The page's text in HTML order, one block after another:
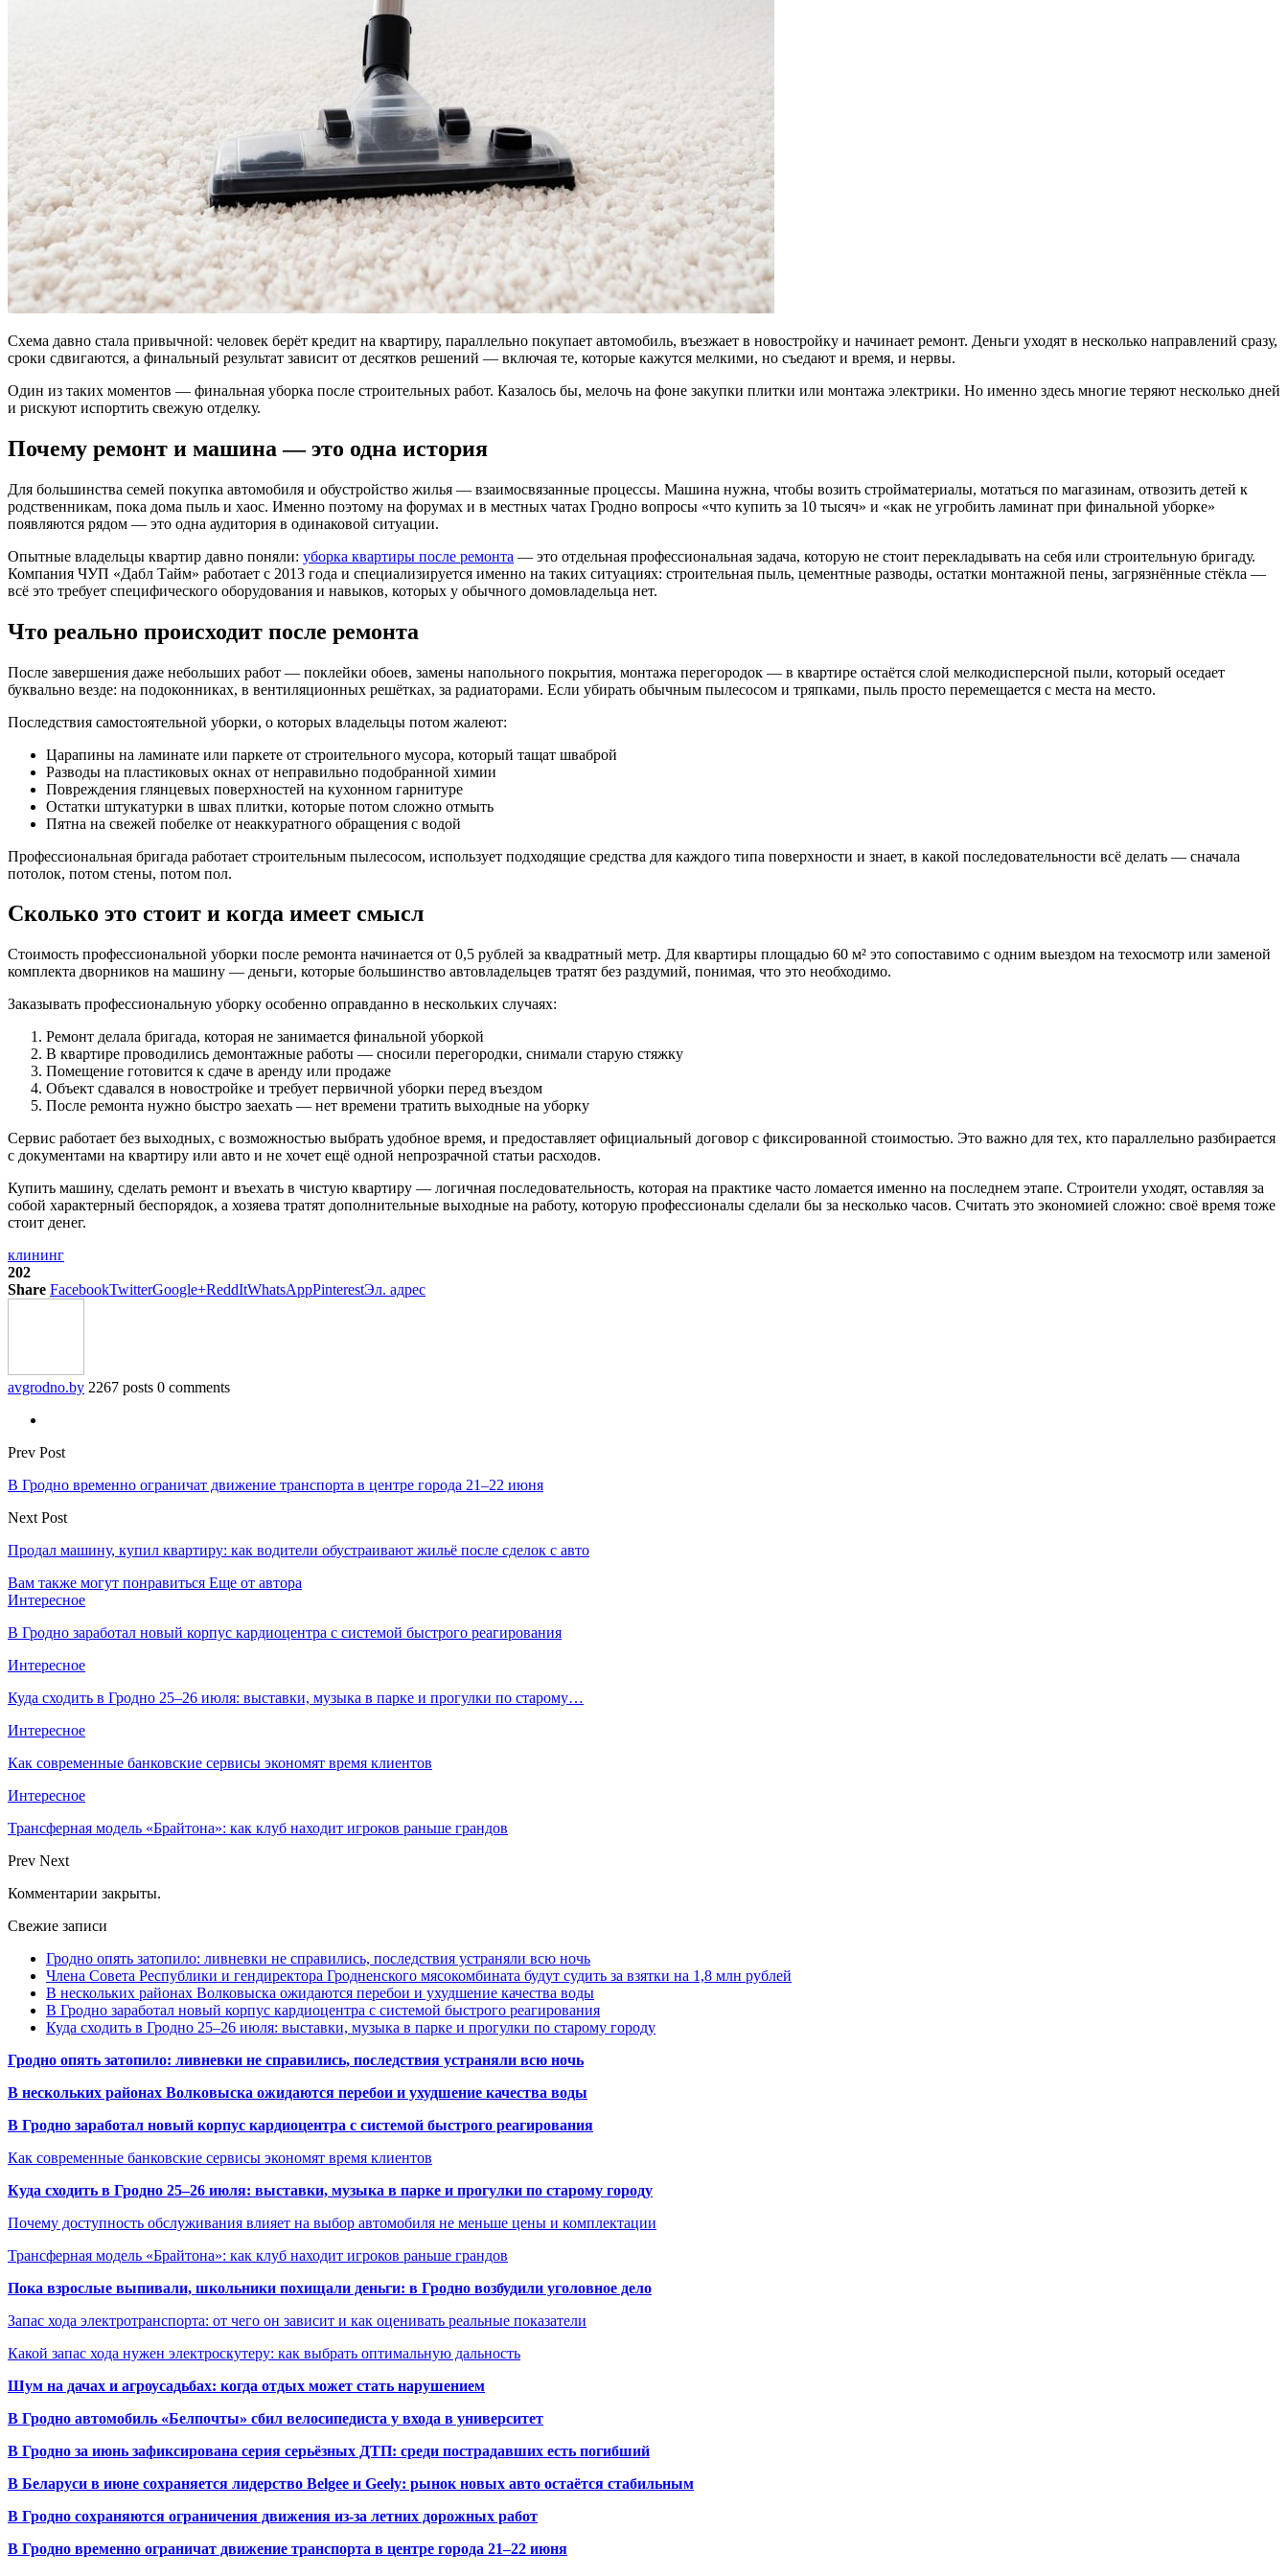
Схема давно стала привычной: человек берёт кредит на квартиру, параллельно покупает автомобиль, въезжает в новостройку и начинает ремонт. Деньги уходят в несколько направлений сразу,
сроки сдвигаются, а финальный результат зависит от десятков решений — включая те, которые кажутся мелкими, но съедают и время, и нервы.
Один из таких моментов — финальная уборка после строительных работ. Казалось бы, мелочь на фоне закупки плитки или монтажа электрики. Но именно здесь многие теряют несколько дней
и рискуют испортить свежую отделку.
Почему ремонт и машина — это одна история
Для большинства семей покупка автомобиля и обустройство жилья — взаимосвязанные процессы. Машина нужна, чтобы возить стройматериалы, мотаться по магазинам, отвозить детей к
родственникам, пока дома пыль и хаос. Именно поэтому на форумах и в местных чатах Гродно вопросы «что купить за 10 тысяч» и «как не угробить ламинат при финальной уборке»
появляются рядом — это одна аудитория в одинаковой ситуации.
Опытные владельцы квартир давно поняли: уборка квартиры после ремонта — это отдельная профессиональная задача, которую не стоит перекладывать на себя или строительную бригаду.
Компания ЧУП «Дабл Тайм» работает с 2013 года и специализируется именно на таких ситуациях: строительная пыль, цементные разводы, остатки монтажной пены, загрязнённые стёкла —
всё это требует специфического оборудования и навыков, которых у обычного домовладельца нет.
Что реально происходит после ремонта
После завершения даже небольших работ — поклейки обоев, замены напольного покрытия, монтажа перегородок — в квартире остаётся слой мелкодисперсной пыли, который оседает
буквально везде: на подоконниках, в вентиляционных решётках, за радиаторами. Если убирать обычным пылесосом и тряпками, пыль просто перемещается с места на место.
Последствия самостоятельной уборки, о которых владельцы потом жалеют:
Царапины на ламинате или паркете от строительного мусора, который тащат шваброй
Разводы на пластиковых окнах от неправильно подобранной химии
Повреждения глянцевых поверхностей на кухонном гарнитуре
Остатки штукатурки в швах плитки, которые потом сложно отмыть
Пятна на свежей побелке от неаккуратного обращения с водой
Профессиональная бригада работает строительным пылесосом, использует подходящие средства для каждого типа поверхности и знает, в какой последовательности всё делать — сначала
потолок, потом стены, потом пол.
Сколько это стоит и когда имеет смысл
Стоимость профессиональной уборки после ремонта начинается от 0,5 рублей за квадратный метр. Для квартиры площадью 60 м² это сопоставимо с одним выездом на техосмотр или заменой
комплекта дворников на машину — деньги, которые большинство автовладельцев тратят без раздумий, понимая, что это необходимо.
Заказывать профессиональную уборку особенно оправданно в нескольких случаях:
Ремонт делала бригада, которая не занимается финальной уборкой
В квартире проводились демонтажные работы — сносили перегородки, снимали старую стяжку
Помещение готовится к сдаче в аренду или продаже
Объект сдавался в новостройке и требует первичной уборки перед въездом
После ремонта нужно быстро заехать — нет времени тратить выходные на уборку
Сервис работает без выходных, с возможностью выбрать удобное время, и предоставляет официальный договор с фиксированной стоимостью. Это важно для тех, кто параллельно разбирается
с документами на квартиру или авто и не хочет ещё одной непрозрачной статьи расходов.
Купить машину, сделать ремонт и въехать в чистую квартиру — логичная последовательность, которая на практике часто ломается именно на последнем этапе. Строители уходят, оставляя за
собой характерный беспорядок, а хозяева тратят дополнительные выходные на работу, которую профессионалы сделали бы за несколько часов. Считать это экономией сложно: своё время тоже
стоит денег.
клининг
202
Share FacebookTwitterGoogle+ReddItWhatsAppPinterestЭл. адрес
avgrodno.by 2267 posts 0 comments
Prev Post
В Гродно временно ограничат движение транспорта в центре города 21–22 июня
Next Post
Продал машину, купил квартиру: как водители обустраивают жильё после сделок с авто
Вам также могут понравиться Еще от автора
Интересное
В Гродно заработал новый корпус кардиоцентра с системой быстрого реагирования
Интересное
Куда сходить в Гродно 25–26 июля: выставки, музыка в парке и прогулки по старому…
Интересное
Как современные банковские сервисы экономят время клиентов
Интересное
Трансферная модель «Брайтона»: как клуб находит игроков раньше грандов
Prev Next
Комментарии закрыты.
Свежие записи
Гродно опять затопило: ливневки не справились, последствия устраняли всю ночь
Члена Совета Республики и гендиректора Гродненского мясокомбината будут судить за взятки на 1,8 млн рублей
В нескольких районах Волковыска ожидаются перебои и ухудшение качества воды
В Гродно заработал новый корпус кардиоцентра с системой быстрого реагирования
Куда сходить в Гродно 25–26 июля: выставки, музыка в парке и прогулки по старому городу
Гродно опять затопило: ливневки не справились, последствия устраняли всю ночь
В нескольких районах Волковыска ожидаются перебои и ухудшение качества воды
В Гродно заработал новый корпус кардиоцентра с системой быстрого реагирования
Как современные банковские сервисы экономят время клиентов
Куда сходить в Гродно 25–26 июля: выставки, музыка в парке и прогулки по старому городу
Почему доступность обслуживания влияет на выбор автомобиля не меньше цены и комплектации
Трансферная модель «Брайтона»: как клуб находит игроков раньше грандов
Пока взрослые выпивали, школьники похищали деньги: в Гродно возбудили уголовное дело
Запас хода электротранспорта: от чего он зависит и как оценивать реальные показатели
Какой запас хода нужен электроскутеру: как выбрать оптимальную дальность
Шум на дачах и агроусадьбах: когда отдых может стать нарушением
В Гродно автомобиль «Белпочты» сбил велосипедиста у входа в университет
В Гродно за июнь зафиксирована серия серьёзных ДТП: среди пострадавших есть погибший
В Беларуси в июне сохраняется лидерство Belgee и Geely: рынок новых авто остаётся стабильным
В Гродно сохраняются ограничения движения из-за летних дорожных работ
В Гродно временно ограничат движение транспорта в центре города 21–22 июня